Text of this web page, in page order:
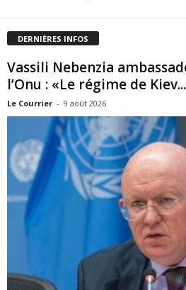
DERNIÈRES INFOS
Vassili Nebenzia
l’Onu : «Le régime de Kiev...
Le Courrier - 9 août 2026